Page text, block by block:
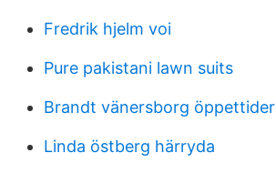
Fredrik hjelm voi
Pure pakistani lawn suits
Brandt vänersborg öppettider
Linda östberg härryda